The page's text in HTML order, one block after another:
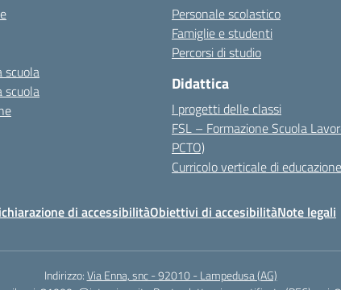
scuola
scuola
Personale scolastico
Famiglie e studenti
Percorsi di studio
Didattica
I progetti delle classi
FSL – Formazione Scuola
PCTO)
Curricolo verticale di
di accessibilitàObiettivi di accesibilitàNote legali
Indirizzo:Via Enna, snc - 92010 - Lampedusa (AG)